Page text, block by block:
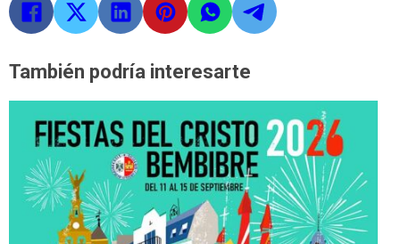
También podría interesarte